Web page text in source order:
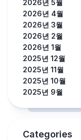
2026년 5월
2026년 4월
2026년 3월
2026년 2월
2026년 1월
2025년 12월
2025년 11월
2025년 10월
2025년 9월
Categories